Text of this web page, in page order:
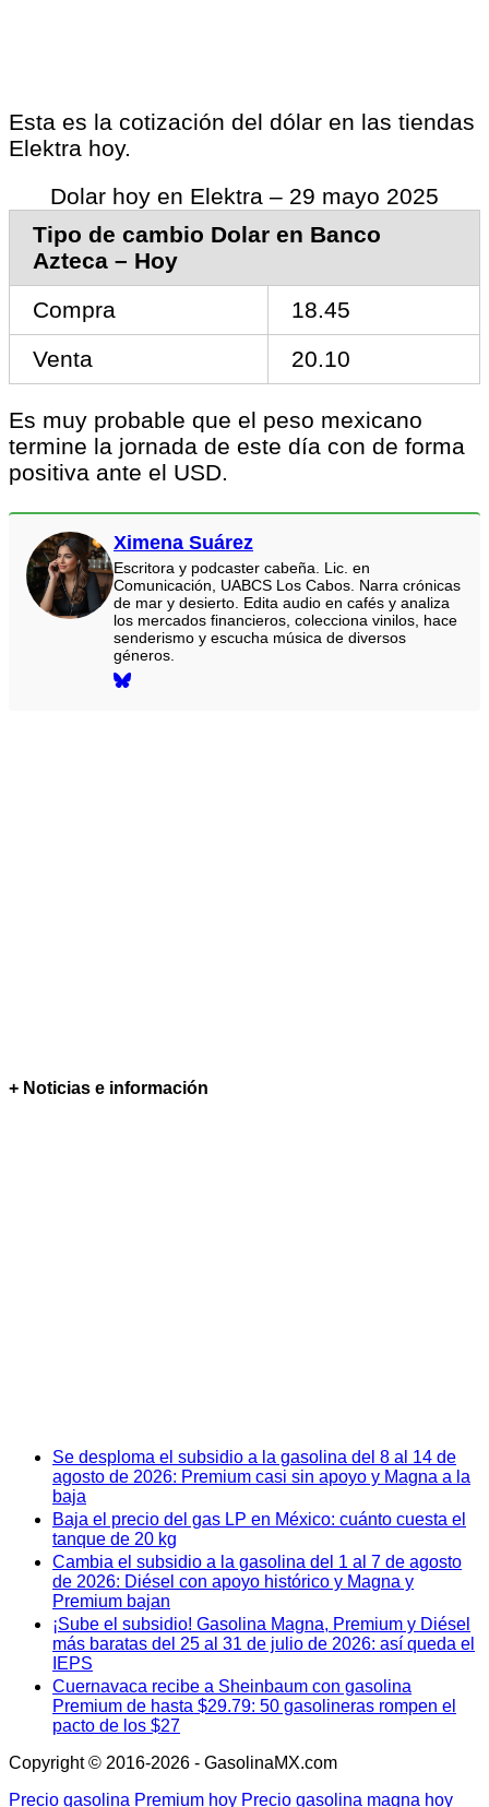
Esta es la cotización del dólar en las tiendas
Elektra hoy.
Dolar hoy en Elektra – 29 mayo 2025
Tipo de cambio Dolar en Banco
Azteca – Hoy
Compra
18.45
Venta
20.10
Es muy probable que el peso mexicano
termine la jornada de este día con de forma
positiva ante el USD.
Ximena Suárez
Escritora y podcaster cabeña. Lic. en
Comunicación, UABCS Los Cabos. Narra crónicas
de mar y desierto. Edita audio en cafés y analiza
los mercados financieros, colecciona vinilos, hace
senderismo y escucha música de diversos
géneros.
+ Noticias e información
Se desploma el subsidio a la gasolina del 8 al 14 de
agosto de 2026: Premium casi sin apoyo y Magna a la
baja
Baja el precio del gas LP en México: cuánto cuesta el
tanque de 20 kg
Cambia el subsidio a la gasolina del 1 al 7 de agosto
de 2026: Diésel con apoyo histórico y Magna y
Premium bajan
¡Sube el subsidio! Gasolina Magna, Premium y Diésel
más baratas del 25 al 31 de julio de 2026: así queda el
IEPS
Cuernavaca recibe a Sheinbaum con gasolina
Premium de hasta $29.79: 50 gasolineras rompen el
pacto de los $27
Copyright © 2016-2026 - GasolinaMX.com
Precio gasolina Premium hoy Precio gasolina magna hoy